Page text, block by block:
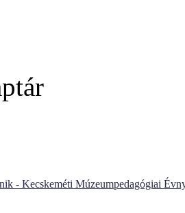
- Kecskeméti Múzeumpedagógiai